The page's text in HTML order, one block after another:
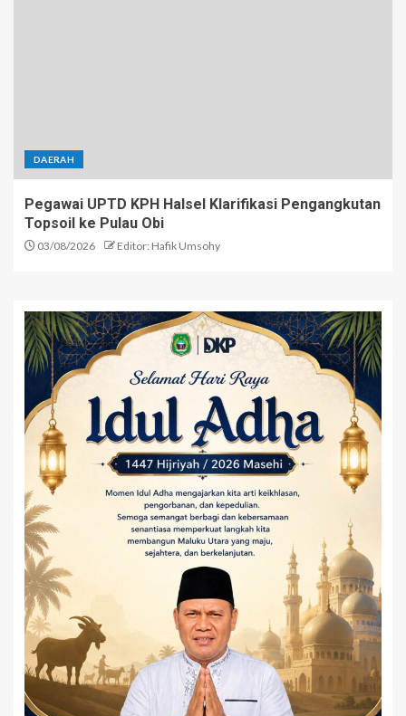
DAERAH
Pegawai UPTD KPH Halsel Klarifikasi Pengangkutan
Topsoil ke Pulau Obi
03/08/2026 Editor: Hafik Umsohy